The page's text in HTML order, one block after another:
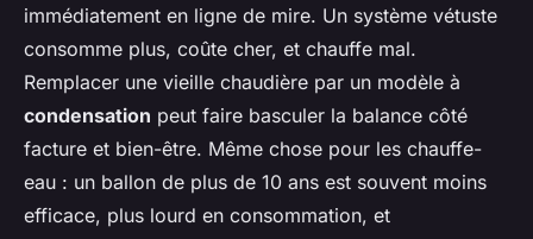
immédiatement en ligne de mire. Un système vétuste
consomme plus, coûte cher, et chauffe mal.
Remplacer une vieille chaudière par un modèle à
condensation peut faire basculer la balance côté
facture et bien-être. Même chose pour les chauffe-
eau : un ballon de plus de 10 ans est souvent moins
efficace, plus lourd en consommation, et